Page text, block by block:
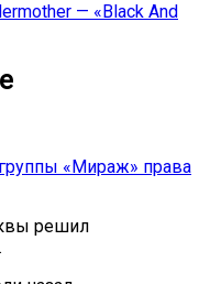
— «Black And
«Мираж» права
решил